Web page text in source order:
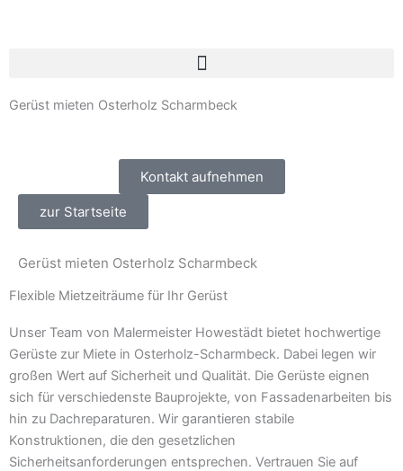
Gerüst mieten Osterholz Scharmbeck
Kontakt aufnehmen
zur Startseite
Gerüst mieten Osterholz Scharmbeck
Flexible Mietzeiträume für Ihr Gerüst
Unser Team von Malermeister Howestädt bietet hochwertige
Gerüste zur Miete in Osterholz-Scharmbeck. Dabei legen wir
großen Wert auf Sicherheit und Qualität. Die Gerüste eignen
sich für verschiedenste Bauprojekte, von Fassadenarbeiten bis
hin zu Dachreparaturen. Wir garantieren stabile
Konstruktionen, die den gesetzlichen
Sicherheitsanforderungen entsprechen. Vertrauen Sie auf